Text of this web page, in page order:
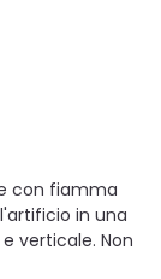
con fiamma
in una
verticale. Non